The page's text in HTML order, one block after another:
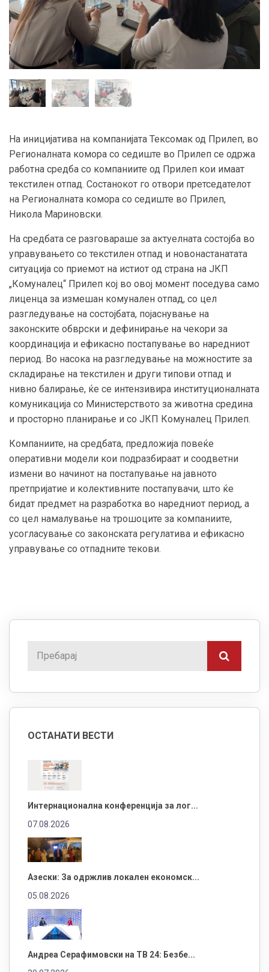
На иницијатива на компанијата Тексомак од Прилеп, во
Регионалната комора со седиште во Прилеп се одржа
работна средба со компаниите од Прилеп кои имаат
текстилен отпад. Состанокот го отвори претседателот
на Регионалната комора со седиште во Прилеп,
Никола Мариновски.
На средбата се разговараше за актуелната состојба во
управувањето со текстилен отпад и новонастанатата
ситуација со приемот на истиот од страна на ЈКП
„Комуналец“ Прилеп кој во овој момент поседува само
лиценца за измешан комунален отпад, со цел
разгледување на состојбата, појаснување на
законските обврски и дефинирање на чекори за
координација и ефикасно постапување во наредниот
период. Во насока на разгледување на можностите за
складирање на текстилен и други типови отпад и
нивно балирање, ќе се интензивира институционалната
комуникација со Министерството за животна средина
и просторно планирање и со ЈКП Комуналец Прилеп.
Компаниите, на средбата, предложија повеќе
оперативни модели кои подразбираат и соодветни
измени во начинот на постапување на јавното
претпријатие и колективните постапувачи, што ќе
бидат предмет на разработка во наредниот период, а
со цел намалување на трошоците за компаниите,
усогласување со законската регулатива и ефикасно
управување со отпадните текови.
ОСТАНАТИ ВЕСТИ
Интернационална конференција за лог...
07.08.2026
Азески: За одржлив локален економск...
05.08.2026
Андреа Серафимовски на ТВ 24: Безбе...